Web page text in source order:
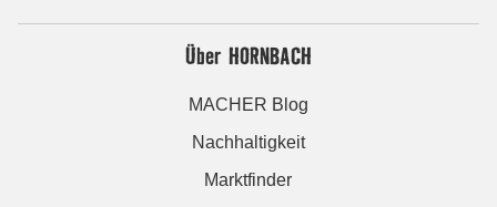
Über HORNBACH
MACHER Blog
Nachhaltigkeit
Marktfinder